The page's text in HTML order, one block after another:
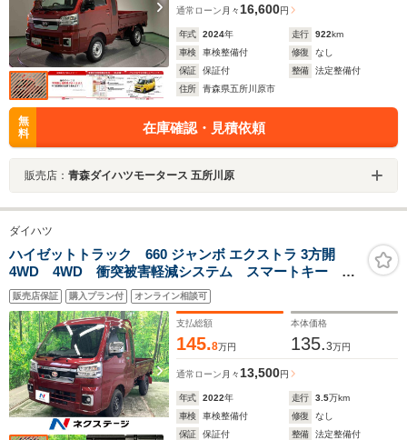
通常ローン 月々16,600円
年式 2024年 走行 922km
車検
車検整備付 修復
なし
保証
保証付 整備
法定整備付
住所
青森県五所川原市
無
料
在庫確認・見積依頼
販売店： 青森ダイハツモータース 五所川原
ダイハツ
ハイゼットトラック 660 ジャンボ エクストラ 3方開
4WD 4WD 衝突被害軽減システム スマートキー
LEDヘッド ETC オートライト LEDフォグ
販売店保証 購入プラン付 オンライン相談可
支払総額
145.8万円
本体価格
135.3万円
通常ローン 月々13,500円
年式 2022年 走行 3.5万km
車検
車検整備付 修復
なし
保証
保証付 整備
法定整備付